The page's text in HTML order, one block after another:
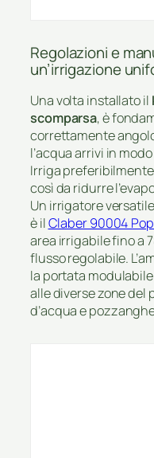
Regolazioni e
un’irrigazione
Una volta installato il
scomparsa, è
correttamente
l’acqua arrivi in
Irriga
così da ridurre
Un irrigatore
è ilClaber 90004
area irrigabile fino a
flusso regolabile.
la portata
alle diverse zone del
d’acqua e